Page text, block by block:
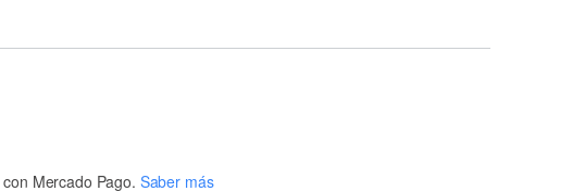
con Mercado Pago. Saber más